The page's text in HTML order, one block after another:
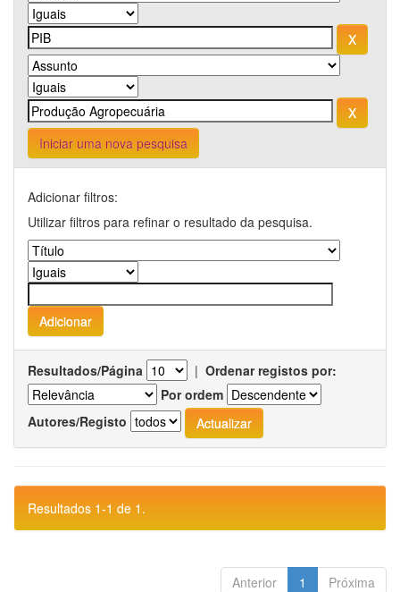
Iniciar uma nova pesquisa
Adicionar filtros:
Utilizar filtros para refinar o resultado da pesquisa.
Resultados/Página | Ordenar registos por:
Por ordem
Autores/Registo
Resultados 1-1 de 1.
Anterior 1 Próxima